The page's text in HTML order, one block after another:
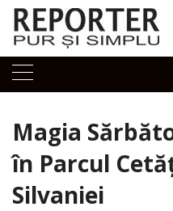
Skip
content
Magia
în Parcul
Silvaniei